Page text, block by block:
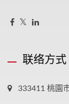
联络方式
333411 桃園